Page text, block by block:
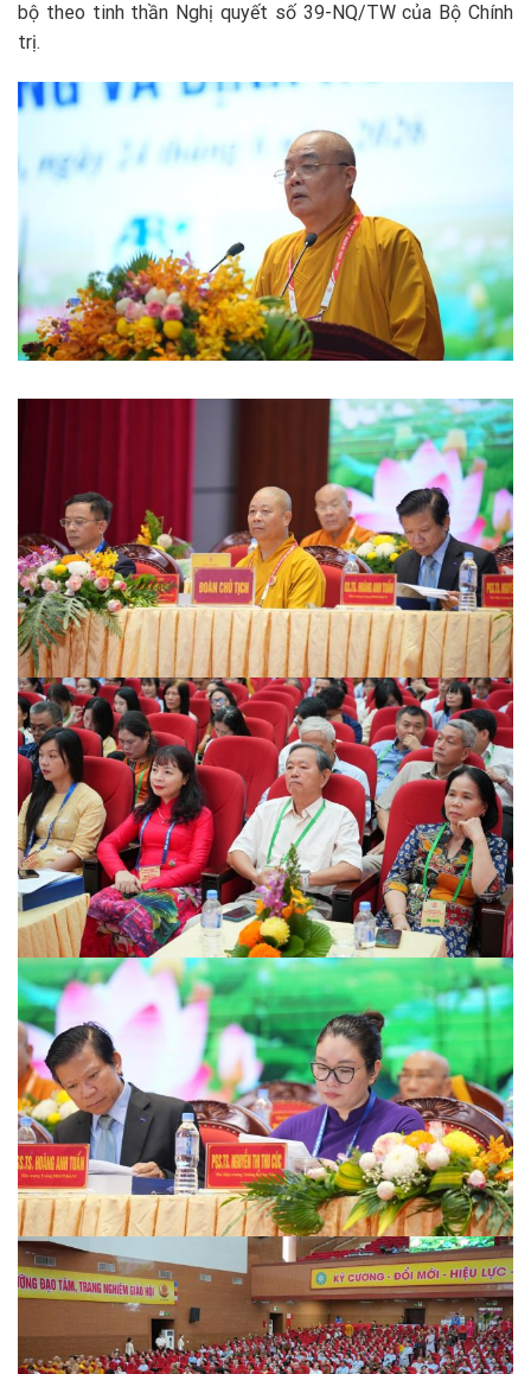
bộ theo tinh thần Nghị quyết số 39-NQ/TW của Bộ Chính
trị.